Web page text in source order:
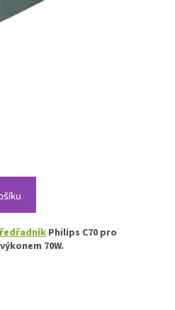
Philips C70 pro
70W.